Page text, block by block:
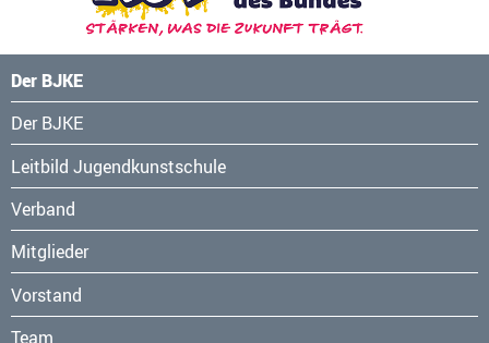
Der BJKE
Navigation
überspringen
Der BJKE
Leitbild Jugendkunstschule
Verband
Mitglieder
Vorstand
Team